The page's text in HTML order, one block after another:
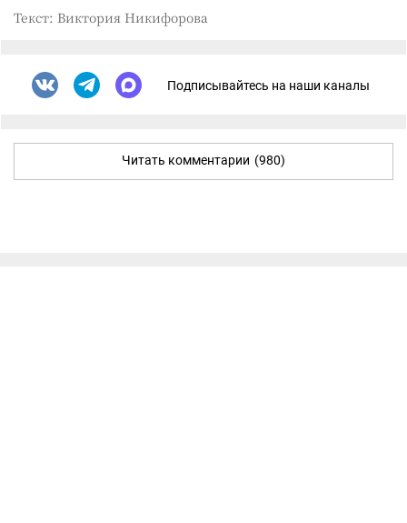
Текст: Виктория Никифорова
Подписывайтесь на наши каналы
Читать комментарии (980)